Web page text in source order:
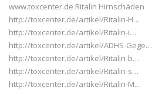
www.toxcenter.de Ritalin Hirnschäden
http://toxcenter.de/artikel/Ritalin-H…
http://toxcenter.de/artikel/Ritalin-i…
http://toxcenter.de/artikel/ADHS-Gege…
http://toxcenter.de/artikel/Ritalin-b…
http://toxcenter.de/artikel/Ritalin-s…
http://toxcenter.de/artikel/Ritalin-M…